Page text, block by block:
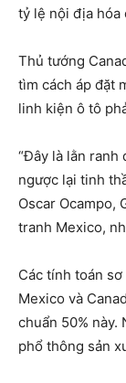
tỷ lệ nội địa hóa
Thủ tướng
tìm cách áp đặt
linh kiện ô tô
“Đây là lằn ranh
ngược lại tinh
Oscar Ocampo,
tranh Mexico,
Các tính toán
Mexico và
chuẩn 50% này.
phổ thông sản